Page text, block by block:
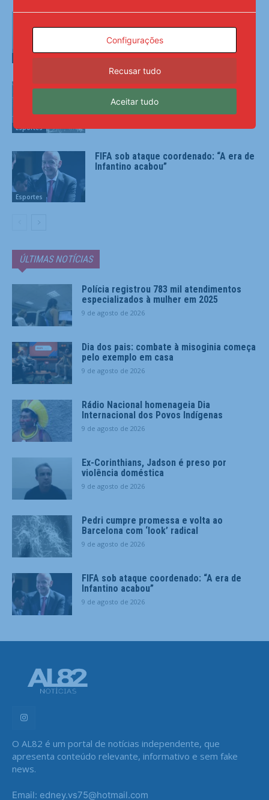
Esportes
violência doméstica
Esportes
Pedri cumpre promessa e volta ao
Barcelona com ‘look’ radical
Esportes
FIFA sob ataque coordenado: “A era de
Infantino acabou”
ÚLTIMAS NOTÍCIAS
Polícia registrou 783 mil atendimentos
especializados à mulher em 2025
9 de agosto de 2026
Dia dos pais: combate à misoginia começa
pelo exemplo em casa
9 de agosto de 2026
Rádio Nacional homenageia Dia
Internacional dos Povos Indígenas
9 de agosto de 2026
Ex-Corinthians, Jadson é preso por
violência doméstica
9 de agosto de 2026
Pedri cumpre promessa e volta ao
Barcelona com ‘look’ radical
9 de agosto de 2026
FIFA sob ataque coordenado: “A era de
Infantino acabou”
9 de agosto de 2026
O AL82 é um portal de notícias independente, que
apresenta conteúdo relevante, informativo e sem fake
news.
Email: edney.vs75@hotmail.com
Configurações
Recusar tudo
Aceitar tudo